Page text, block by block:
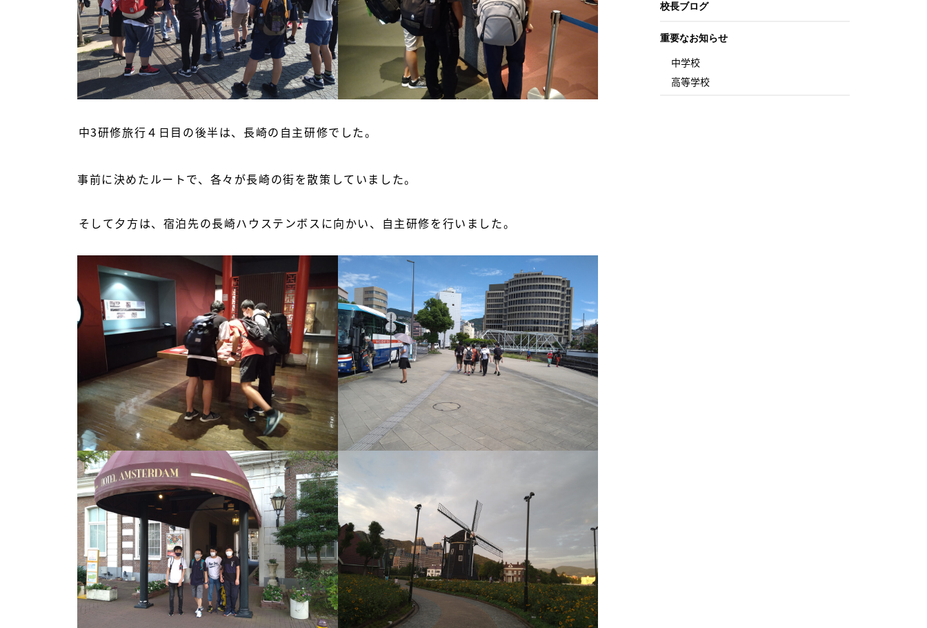
中3研修旅行４日目の後半は、長崎の自主研修でした。
事前に決めたルートで、各々が長崎の街を散策していました。
そして夕方は、宿泊先の長崎ハウステンボスに向かい、自主研修を行いました。
校長ブログ
重要なお知らせ
中学校
高等学校